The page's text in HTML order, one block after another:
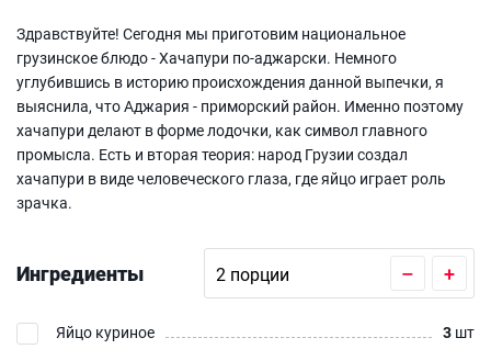
Здравствуйте! Сегодня мы приготовим национальное
грузинское блюдо - Хачапури по-аджарски. Немного
углубившись в историю происхождения данной выпечки, я
выяснила, что Аджария - приморский район. Именно поэтому
хачапури делают в форме лодочки, как символ главного
промысла. Есть и вторая теория: народ Грузии создал
хачапури в виде человеческого глаза, где яйцо играет роль
зрачка.
Ингредиенты – +
Яйцо куриное 3 шт